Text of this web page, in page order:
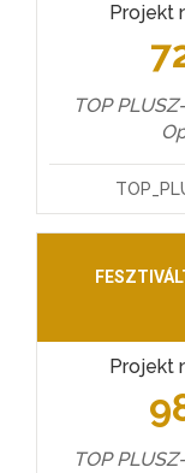
Projekt
TOP
Projekt
TOP